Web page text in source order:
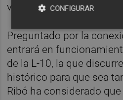
vías", ha asegurado el
Preguntado por la
entrará en
de la L-10, la que
histórico para que sea
Ribó ha considerado
CONFIGURAR